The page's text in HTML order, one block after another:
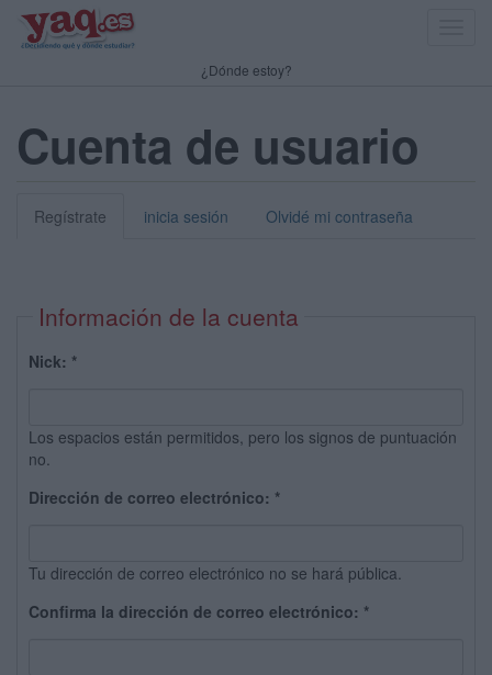
¿Dónde estoy?
Cuenta de usuario
Regístrate inicia sesión Olvidé mi contraseña
Información de la cuenta
Nick: *
Los espacios están permitidos, pero los signos de puntuación
no.
Dirección de correo electrónico: *
Tu dirección de correo electrónico no se hará pública.
Confirma la dirección de correo electrónico: *